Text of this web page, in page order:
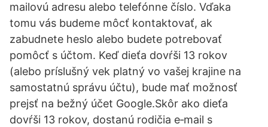
mailovú adresu alebo telefónne číslo. Vďaka
tomu vás budeme môcť kontaktovať, ak
zabudnete heslo alebo budete potrebovať
pomôcť s účtom. Keď dieťa dovŕši 13 rokov
(alebo príslušný vek platný vo vašej krajine na
samostatnú správu účtu), bude mať možnosť
prejsť na bežný účet Google.Skôr ako dieťa
dovŕši 13 rokov, dostanú rodičia e‑mail s